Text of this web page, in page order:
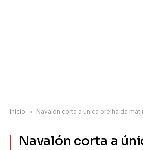
Início » Navalón corta a única orelha da
Navalón corta a